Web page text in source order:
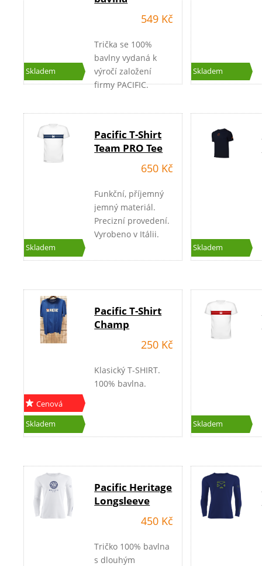
Skladem
549 Kč
Trička se 100%
bavlny vydaná k
výročí založení
firmy PACIFIC.
Skladem
Skladem
Pacific T-Shirt
Team PRO Tee
650 Kč
Funkční, příjemný
jemný materiál.
Precizní provedení.
Vyrobeno v Itálii.
Skladem
Cenová
akce
Skladem
Pacific T-Shirt
Champ
250 Kč
Klasický T-SHIRT.
100% bavlna.
Skladem
Pacific Heritage
Longsleeve
450 Kč
Tričko 100% bavlna
s dlouhým